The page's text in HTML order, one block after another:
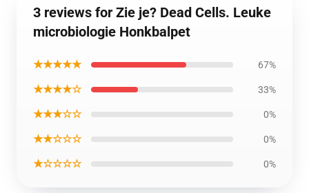
3 reviews for Zie je? Dead Cells. Leuke
microbiologie Honkbalpet
★★★★★ 67%
★★★★☆ 33%
★★★☆☆ 0%
★★☆☆☆ 0%
★☆☆☆☆ 0%